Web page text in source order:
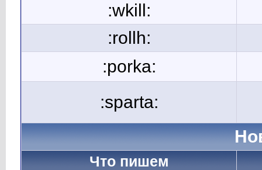
:wkill:
:rollh:
:porka:
:sparta:
Что пишем